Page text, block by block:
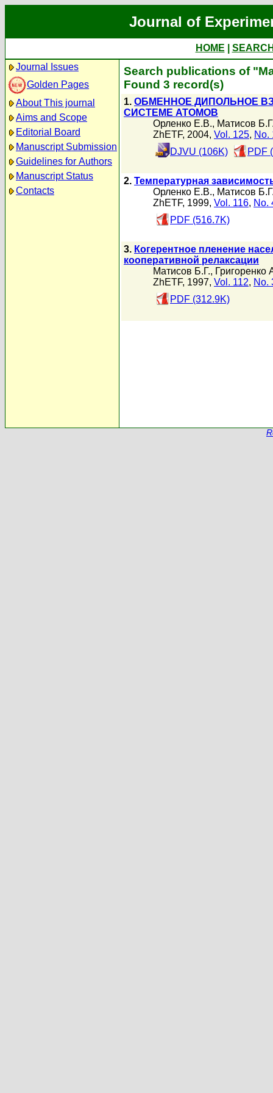
Journal of
HOME
Journal Issues
Golden Pages
About This journal
Aims and Scope
Editorial Board
Manuscript Submission
Guidelines for Authors
Manuscript Status
Contacts
Search publications of
Found 3 record(s)
1. ОБМЕННОЕ ДИПОЛЬНОЕ
СИСТЕМЕ АТОМОВ
Орленко Е.В., Матисов
ZhETF, 2004, Vol. 125, No.
DJVU (106K)
PDF
2. Температурная
Орленко Е.В., Матисов
ZhETF, 1999, Vol. 116, No.
PDF (516.7K)
3. Когерентное пленение
кооперативной релаксации
Матисов Б.Г., Григоренко
ZhETF, 1997, Vol. 112, No.
PDF (312.9K)